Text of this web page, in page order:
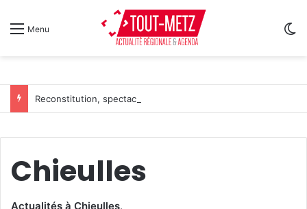
Menu
Chieulles
Actualités à Chieulles.